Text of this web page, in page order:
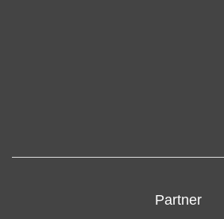
Partner